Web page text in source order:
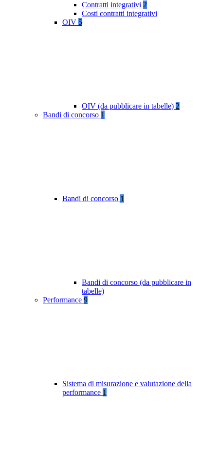
Contratti integrativi 2
Costi contratti integrativi
OIV 5
OIV (da pubblicare in tabelle) 2
Bandi di concorso 1
Bandi di concorso 1
Bandi di concorso (da pubblicare in
tabelle)
Performance 9
Sistema di misurazione e valutazione della
performance 1